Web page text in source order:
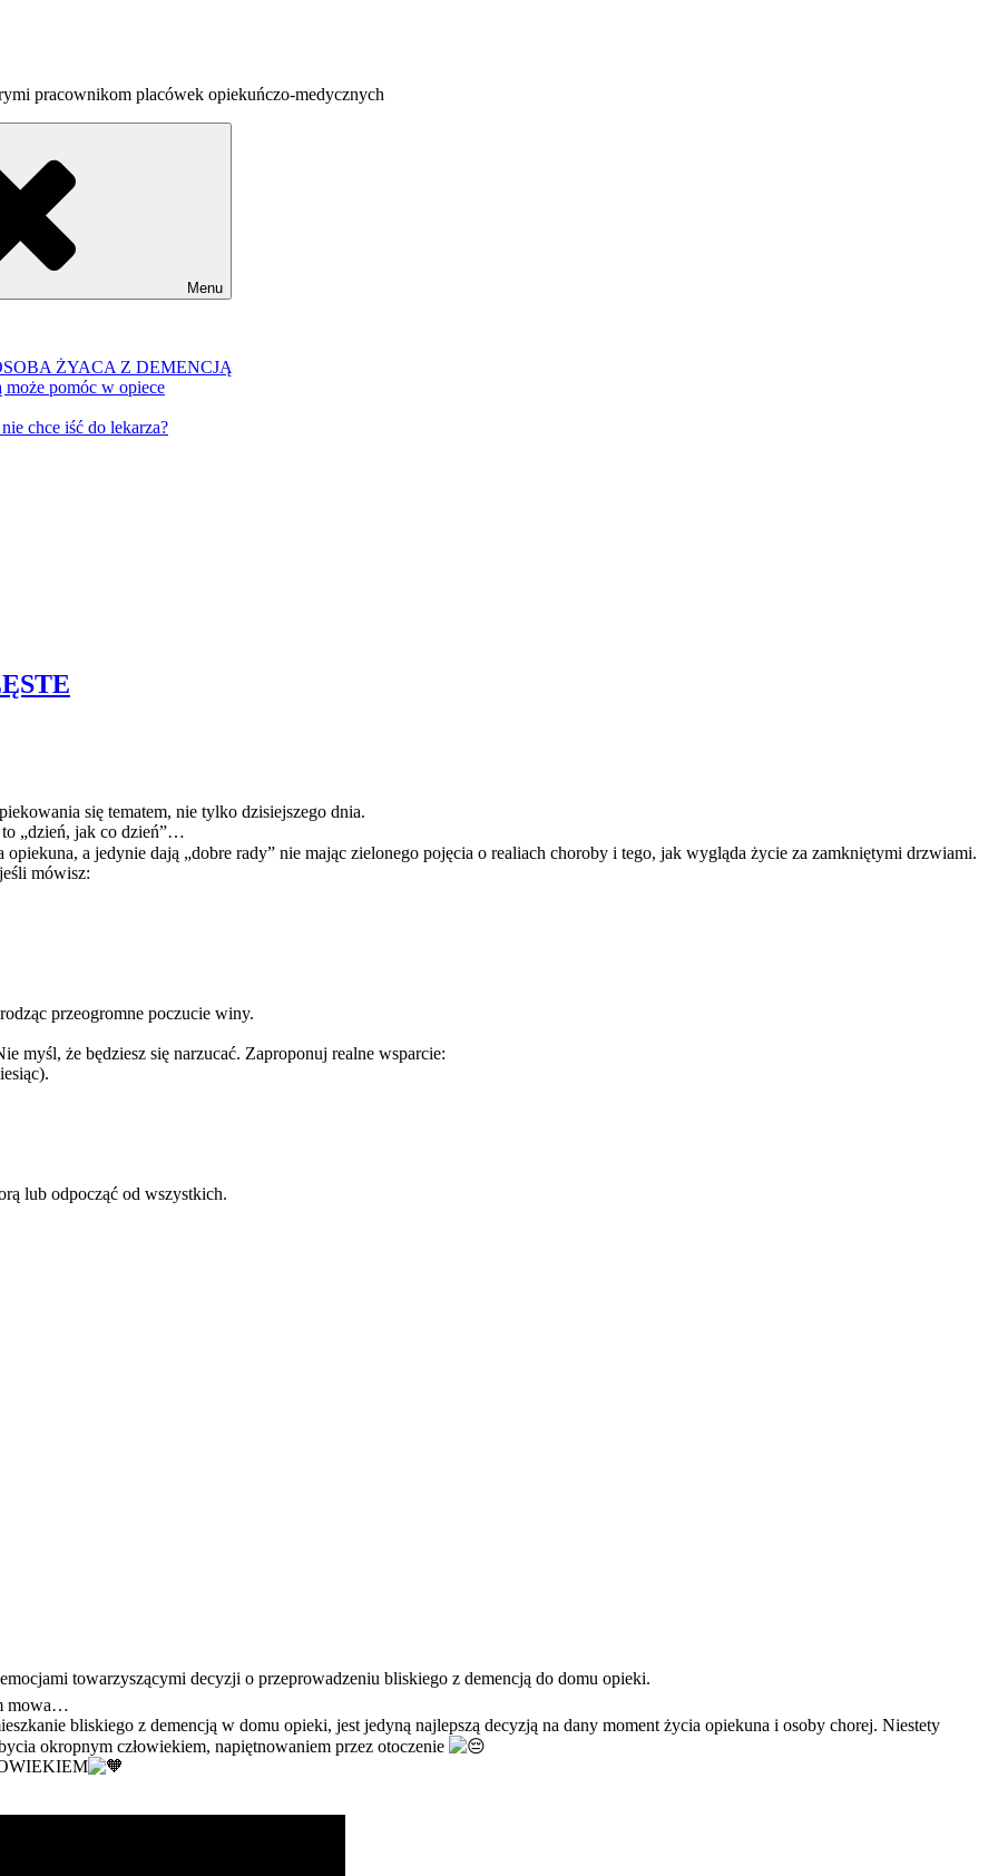
pracownikom placówek opiekuńczo-medycznych
Menu
ŻYACA Z DEMENCJĄ
pomóc w opiece
chce iść do lekarza?
się tematem, nie tylko dzisiejszego dnia.
„dzień, jak co dzień”…
a jedynie dają „dobre rady” nie mając zielonego pojęcia o realiach choroby i tego, jak wygląda życie za zamkniętymi drzwiami.
mówisz:
przeogromne poczucie winy.
myśl, że będziesz się narzucać. Zaproponuj realne wsparcie:
lub odpocząć od wszystkich.
towarzyszącymi decyzji o przeprowadzeniu bliskiego z demencją do domu opieki.
mowa…
bliskiego z demencją w domu opieki, jest jedyną najlepszą decyzją na dany moment życia opiekuna i osoby chorej. Niestety
okropnym człowiekiem, napiętnowaniem przez otoczenie